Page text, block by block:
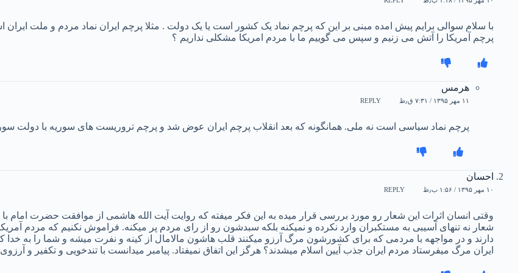
با سلام سوالی برایم پیش امده مبنی بر این که پرچم نماد یک کشور است یا یک دولت . مثلا پرچم ایران نماد مردم و ملت
پرچم آمریکا را آتش می زنیم و سپس می گوییم ما با مردم امریکا مشکلی نداریم ؟
هرمس
۱۱ مهر ۱۳۹۵ / ۷:۳۱ ق٫ظ REPLY
پرچم نماد سیاسی است نه ملی. همانگونه که بعد انقلاب پرچم ایران عوض شد و پرچم تروریست های سوریه با دولت
احسان
۱۰ مهر ۱۳۹۵ / ۱:۵۶ ب٫ظ REPLY
وقتی انسان اثرات این شعار رو مورد بررسی قرار میده به این فکر میفته که روایت آیت الله هاشمی از موافقت حضرت امام
شعار نه تنهای آسیبی به مستکبران وارد نکرده و نمیکنه بلکه سبدشون رو از رای مردم پر میکنه. فراموش نکنیم که مردم
دارند و در مواجهه با مردمی که برای کشورشون مرگ آرزو میکنند قلب هاشون مالامال از کینه و نفرت میشه و شما را به خدا
ایران مرگ میفرستاد مردم ایران جذب آیین اسلام میشدند؟ هرگز این اتفاق نمیفتاد. پیامبر میدانست با تندخویی و تکفیر و